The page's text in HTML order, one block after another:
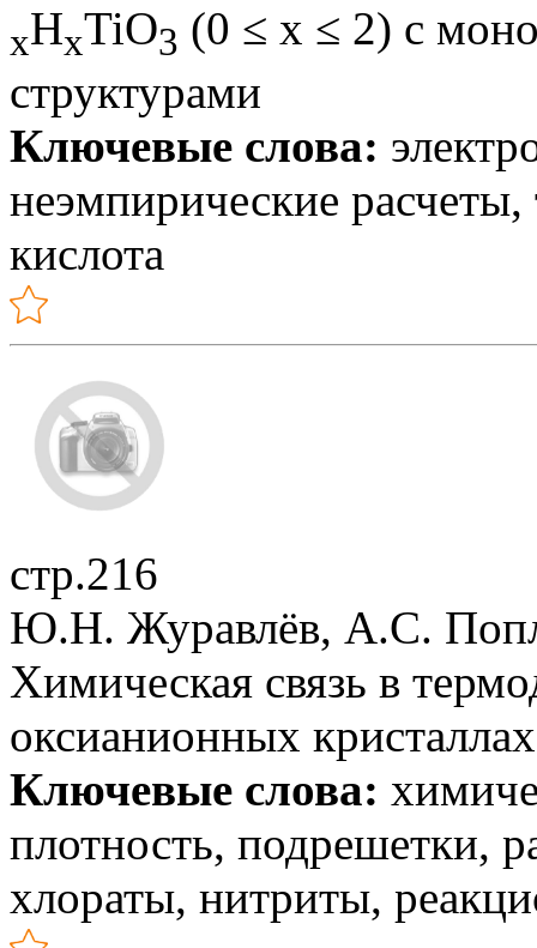
xHxTiO3 (0 ≤ x ≤ 2) с
структурами
Ключевые слова:
неэмпирические расчеты,
кислота
стр.216
Ю.Н. Журавлёв, А.С.
Химическая связь в
оксианионных кристаллах
Ключевые слова:
плотность, подрешетки,
хлораты, нитриты,